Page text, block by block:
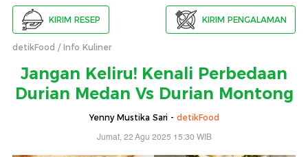
KIRIM RESEP KIRIM PENGALAMAN
detikFood Info Kuliner
Jangan Keliru! Kenali Perbedaan
Durian Medan Vs Durian Montong
Yenny Mustika Sari - detikFood
Jumat, 22 Agu 2025 15:30 WIB